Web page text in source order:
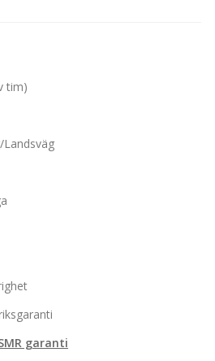
tim)
Landsväg
garanti